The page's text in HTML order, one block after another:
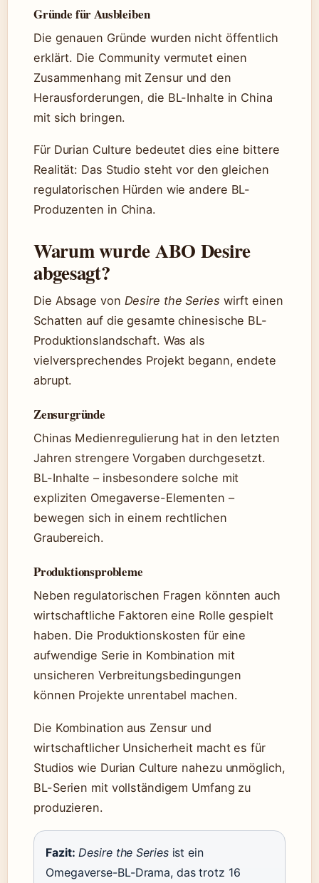
Gründe für Ausbleiben
Die genauen Gründe wurden nicht öffentlich
erklärt. Die Community vermutet einen
Zusammenhang mit Zensur und den
Herausforderungen, die BL-Inhalte in China
mit sich bringen.
Für Durian Culture bedeutet dies eine bittere
Realität: Das Studio steht vor den gleichen
regulatorischen Hürden wie andere BL-
Produzenten in China.
Warum wurde ABO Desire
abgesagt?
Die Absage von Desire the Series wirft einen
Schatten auf die gesamte chinesische BL-
Produktionslandschaft. Was als
vielversprechendes Projekt begann, endete
abrupt.
Zensurgründe
Chinas Medienregulierung hat in den letzten
Jahren strengere Vorgaben durchgesetzt.
BL-Inhalte – insbesondere solche mit
expliziten Omegaverse-Elementen –
bewegen sich in einem rechtlichen
Graubereich.
Produktionsprobleme
Neben regulatorischen Fragen könnten auch
wirtschaftliche Faktoren eine Rolle gespielt
haben. Die Produktionskosten für eine
aufwendige Serie in Kombination mit
unsicheren Verbreitungsbedingungen
können Projekte unrentabel machen.
Die Kombination aus Zensur und
wirtschaftlicher Unsicherheit macht es für
Studios wie Durian Culture nahezu unmöglich,
BL-Serien mit vollständigem Umfang zu
produzieren.
Fazit: Desire the Seriesist ein
Omegaverse-BL-Drama, das trotz 16